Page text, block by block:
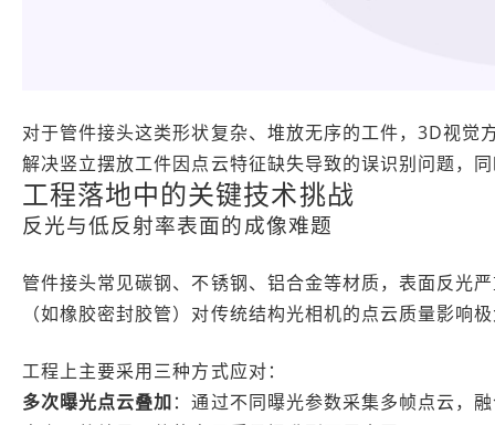
对于管件接头这类形状复杂、堆放无序的工件，3D视
解决竖立摆放工件因点云特征缺失导致的误识别问题，
工程落地中的关键技术挑战
反光与低反射率表面的成像难题
管件接头常见碳钢、不锈钢、铝合金等材质，表面反光
（如橡胶密封胶管）对传统结构光相机的点云质量影响
工程上主要采用三种方式应对：
多次曝光点云叠加：通过不同曝光参数采集多帧点云，